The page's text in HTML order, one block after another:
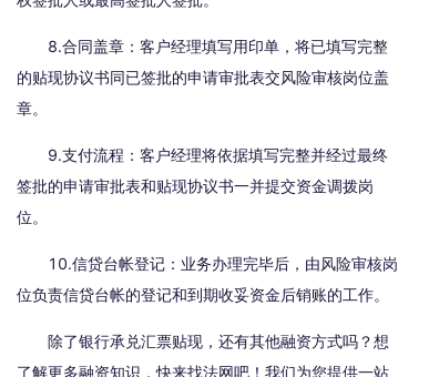
8.合同盖章：客户经理填写用印单，将已填写完整
的贴现协议书同已签批的申请审批表交风险审核岗位盖
章。
9.支付流程：客户经理将依据填写完整并经过最终
签批的申请审批表和贴现协议书一并提交资金调拨岗
位。
10.信贷台帐登记：业务办理完毕后，由风险审核岗
位负责信贷台帐的登记和到期收妥资金后销账的工作。
除了银行承兑汇票贴现，还有其他融资方式吗？想
了解更多融资知识，快来找法网吧！我们为您提供一站